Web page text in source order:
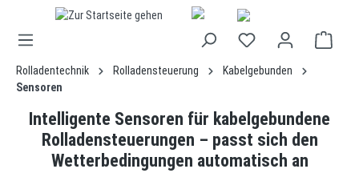
springen
Rolladentechnik Rolladensteuerung
Kabelgebunden
Sensoren
Intelligente Sensoren für kabelgebundene
Rolladensteuerungen – passt sich den
Wetterbedingungen automatisch an